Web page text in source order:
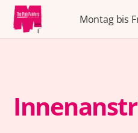
Montag bis